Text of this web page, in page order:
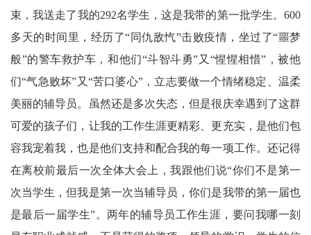
束，我送走了我的292名学生，这是我带的第一批学生。600
多天的时间里，经历了“同仇敌忾”击败疫情，坐过了“噩梦
般”的警车救护车，和他们“斗智斗勇”又“惺惺相惜”，被他
们“气急败坏”又“苦口婆心”，立志要做一个情绪稳定、温柔
美丽的辅导员。虽然还是多次失态，但是很庆幸遇到了这群
可爱的孩子们，让我的工作生涯更精彩、更充实，是他们包
容我宠着我，也是他们支持和配合我的每一项工作。还记得
在离校前最后一次全体大会上，我跟他们说“你们不是第一
次当学生，但我是第一次当辅导员，你们是我带的第一届也
是最后一届学生”。两年的辅导员工作生涯，要问我哪一刻